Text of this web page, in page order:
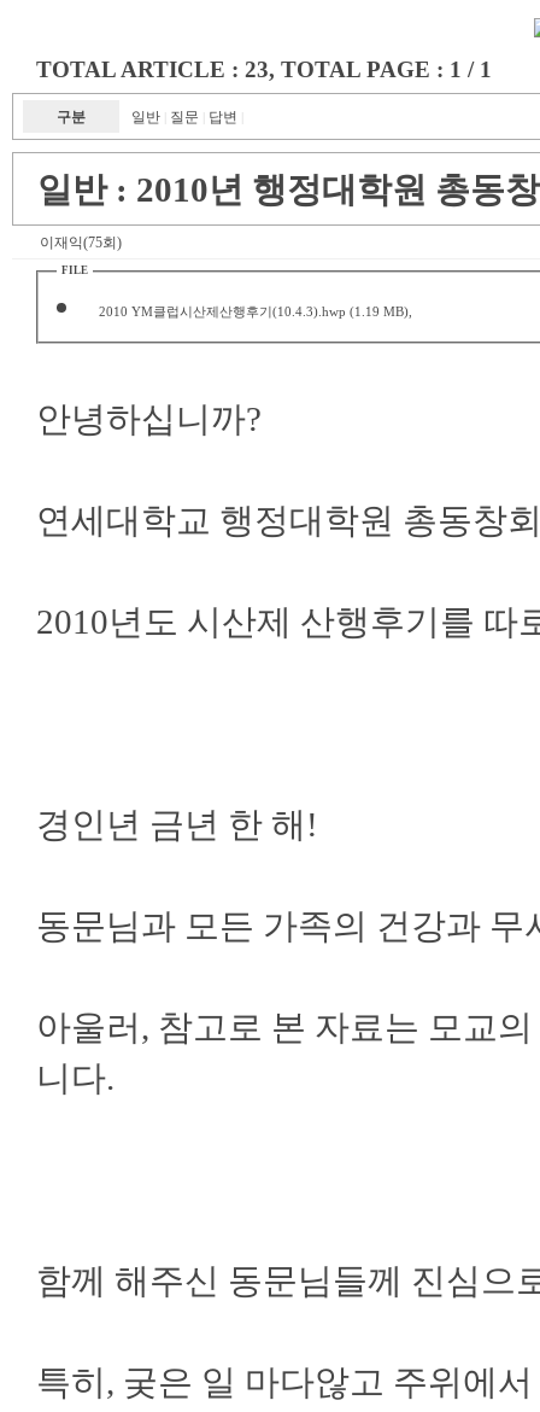
TOTAL ARTICLE : 23, TOTAL PAGE : 1 / 1
구분 일반 질문 답변
일반 : 2010년 행정대학원 총동
이재익(75회)
FILE
2010 YM클럽시산제산행후기(10.4.3).hwp (1.19 MB),
안녕하십니까?
연세대학교 행정대학원 총동창
2010년도 시산제 산행후기를 따
경인년 금년 한 해!
동문님과 모든 가족의 건강과
아울러, 참고로 본 자료는 모교
니다.
함께 해주신 동문님들께 진심으
특히, 궂은 일 마다않고 주위에